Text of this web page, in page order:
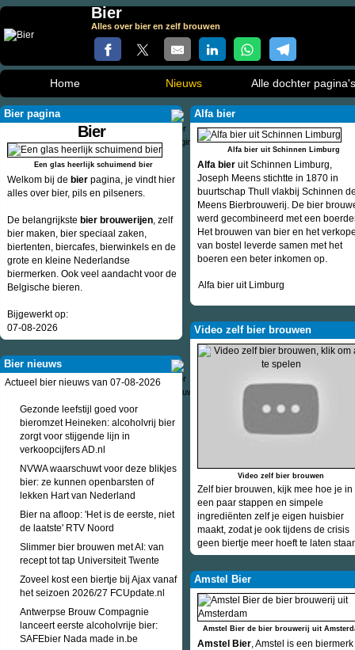
Bier
Alles over bier en zelf brouwen
Home Nieuws Alle dochter pagina's
Bier pagina
Bier
Een glas heerlijk schuimend bier
Welkom bij de bier pagina, je vindt hier
alles over bier, pils en pilseners.
De belangrijkste bier brouwerijen, zelf
bier maken, bier speciaal zaken,
biertenten, biercafes, bierwinkels en de
grote en kleine Nederlandse
biermerken. Ook veel aandacht voor de
Belgische bieren.
Bijgewerkt op:
07-08-2026
Bier nieuws
Actueel bier nieuws van 07-08-2026
Gezonde leefstijl goed voor
bieromzet Heineken: alcoholvrij bier
zorgt voor stijgende lijn in
verkoopcijfers AD.nl
NVWA waarschuwt voor deze blikjes
bier: ze kunnen openbarsten of
lekken Hart van Nederland
Bier na afloop: 'Het is de eerste, niet
de laatste' RTV Noord
Slimmer bier brouwen met AI: van
recept tot tap Universiteit Twente
Zoveel kost een biertje bij Ajax vanaf
het seizoen 2026/27 FCUpdate.nl
Antwerpse Brouw Compagnie
lanceert eerste alcoholvrije bier:
SAFEbier Nada made in.be
Alfa bier
Alfa bier uit Schinnen Limburg
Alfa bieruit Schinnen Limburg,
Joseph Meens stichtte in 1870 in
buurtschap Thull vlakbij Schinnen
Meens Bierbrouwerij. De bier
werd gecombineerd met een
Het brouwen van bier en het
van bostel leverde samen met het
boeren een beter inkomen op.
Alfa bier uit Limburg
Video zelf bier brouwen
Video zelf bier brouwen
Zelf bier brouwen, kijk mee hoe je in
een paar stappen en simpele
ingrediënten zelf je eigen huisbier
maakt, zodat je ook tijdens de crisis
geen biertje meer hoeft te laten
Amstel Bier
Amstel Bier de bier brouwerij uit
Amstel Bier, Amstel is een biermerk